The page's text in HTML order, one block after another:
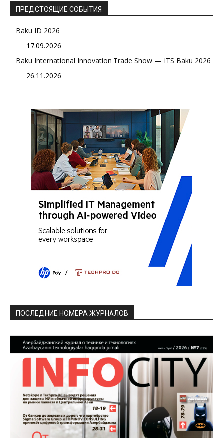
ПРЕДСТОЯЩИЕ СОБЫТИЯ
Baku ID 2026
17.09.2026
Baku International Innovation Trade Show — ITS Baku 2026
26.11.2026
ПОСЛЕДНИЕ НОМЕРА ЖУРНАЛОВ